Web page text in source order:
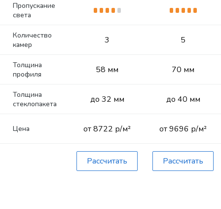
Пропускание
света
Количество
камер
Толщина
профиля
Толщина
стеклопакета
Цена
3
58 мм
до 32 мм
от 8722 р/м²
Рассчитать
5
70 мм
до 40 мм
от 9696 р/м²
Рассчитать